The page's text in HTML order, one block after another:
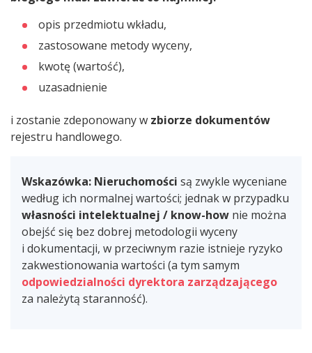
opis przedmiotu wkładu,
zastosowane metody wyceny,
kwotę (wartość),
uzasadnienie
i zostanie zdeponowany w zbiorze dokumentów
rejestru handlowego.
Wskazówka: Nieruchomości są zwykle wyceniane
według ich normalnej wartości; jednak w przypadku
własności intelektualnej / know-how nie można
obejść się bez dobrej metodologii wyceny
i dokumentacji, w przeciwnym razie istnieje ryzyko
zakwestionowania wartości (a tym samym
odpowiedzialności dyrektora zarządzającego
za należytą staranność).